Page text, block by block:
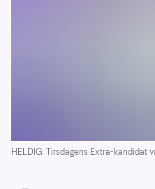
HELDIG: Tirsdagens Extra-kandidat